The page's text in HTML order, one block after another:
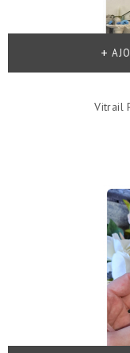
Vitrail